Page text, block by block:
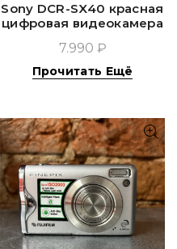
Sony DCR-SX40 красная
цифровая видеокамера
7.990 ₽
Прочитать Ещё